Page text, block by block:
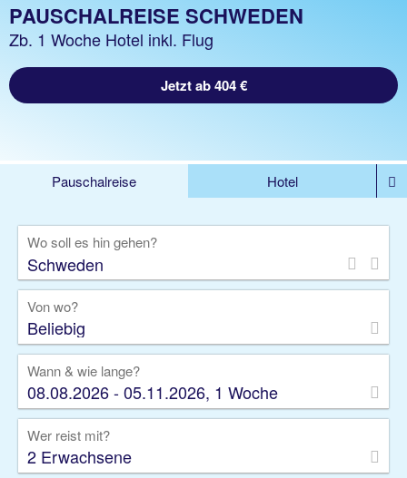
PAUSCHALREISE SCHWEDEN
Zb. 1 Woche Hotel inkl. Flug
Jetzt ab 404 €
Pauschalreise
Hotel
Rundreise
Kreuzfahrt
Gruppenreise
Camper Privattransfer
Wo soll es hin gehen?
Von wo?
Beliebig
Wann & wie lange?
08.08.2026 - 05.11.2026, 1 Woche
Wer reist mit?
2 Erwachsene